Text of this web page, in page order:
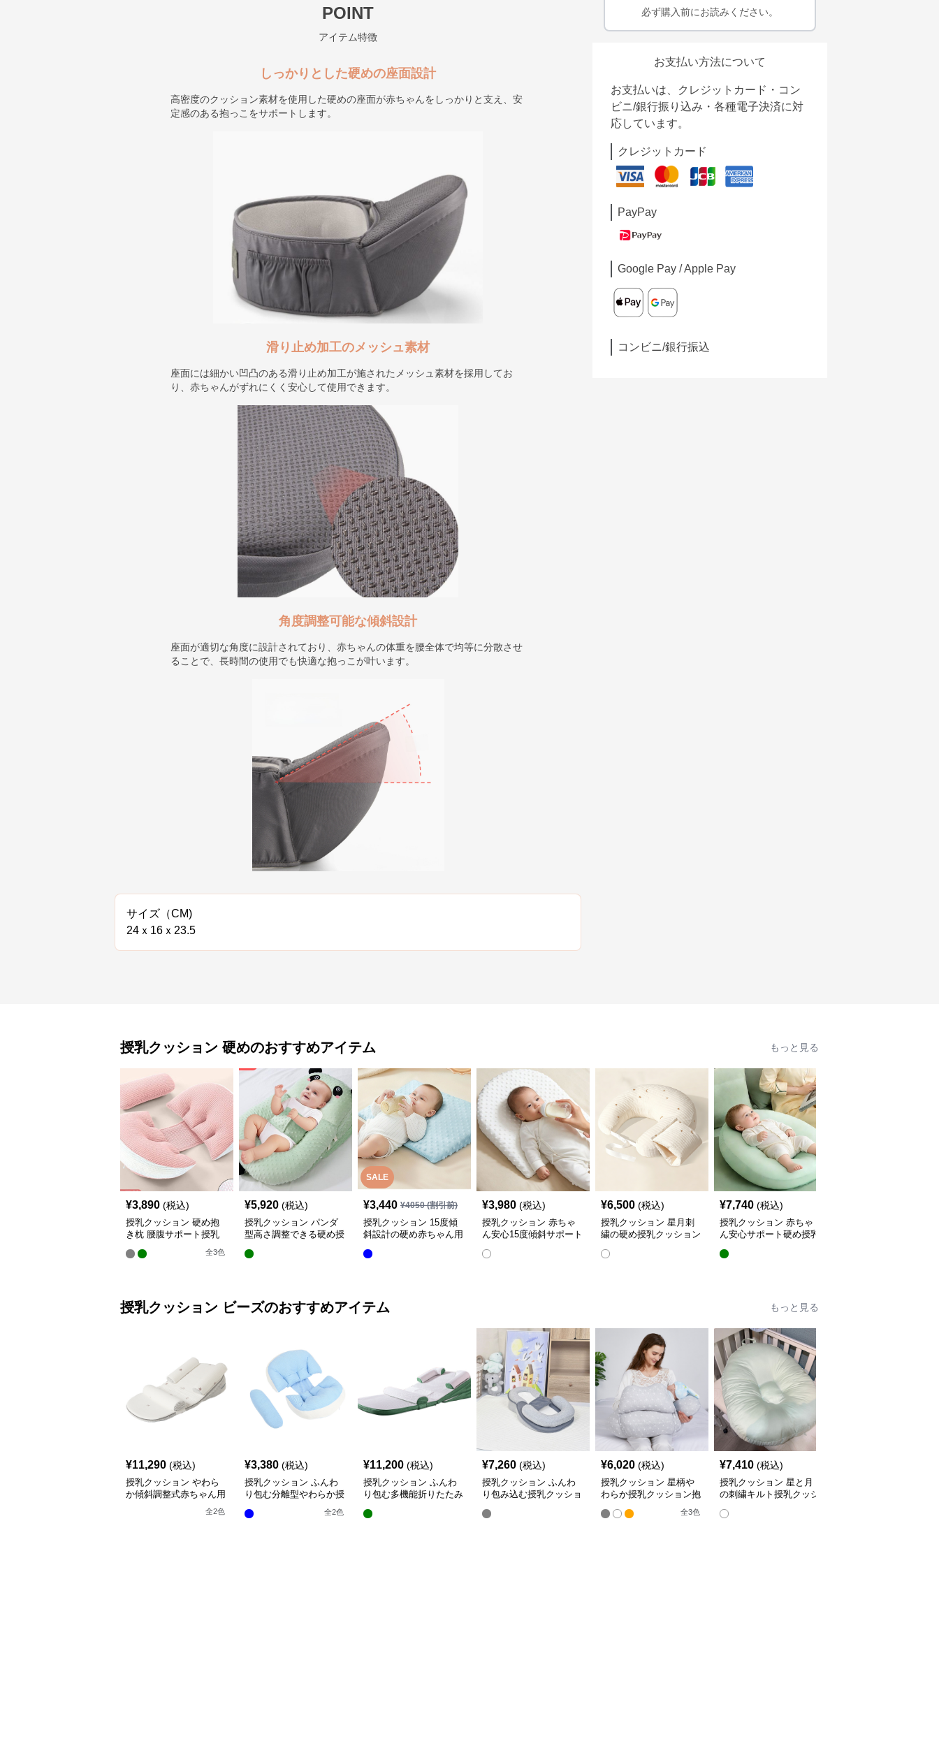
POINT
アイテム特徴
しっかりとした硬めの座面設計
高密度のクッション素材を使用した硬めの座面が赤ちゃんをしっかりと支え、安
定感のある抱っこをサポートします。
滑り止め加工のメッシュ素材
座面には細かい凹凸のある滑り止め加工が施されたメッシュ素材を採用してお
り、赤ちゃんがずれにくく安心して使用できます。
角度調整可能な傾斜設計
座面が適切な角度に設計されており、赤ちゃんの体重を腰全体で均等に分散させ
ることで、長時間の使用でも快適な抱っこが叶います。
サイズ（CM)
24ｘ16ｘ23.5
必ず購入前にお読みください。
お支払い方法について
お支払いは、クレジットカード・コン
ビニ/銀行振り込み・各種電子決済に対
応しています。
クレジットカード
PayPay
Google Pay / Apple Pay
コンビニ/銀行振込
授乳クッション 硬めのおすすめアイテム もっと見る
¥3,890 (税込)
授乳クッション 硬め抱
き枕 腰腹サポート授乳
全3色
¥5,920 (税込)
授乳クッション パンダ
型高さ調整できる硬め授
SALE
¥3,440 ¥4050(割引前)
授乳クッション 15度傾
斜設計の硬め赤ちゃん用
¥3,980 (税込)
授乳クッション 赤ちゃ
ん安心15度傾斜サポート
¥6,500 (税込)
授乳クッション 星月刺
繍の硬め授乳クッション
¥7,740 (税込)
授乳クッション 赤ちゃ
ん安心サポート硬め授乳
授乳クッション ビーズのおすすめアイテム もっと見る
¥11,290 (税込)
授乳クッション やわら
か傾斜調整式赤ちゃん用
全2色
¥3,380 (税込)
授乳クッション ふんわ
り包む分離型やわらか授
全2色
¥11,200 (税込)
授乳クッション ふんわ
り包む多機能折りたたみ
¥7,260 (税込)
授乳クッション ふんわ
り包み込む授乳クッショ
¥6,020 (税込)
授乳クッション 星柄や
わらか授乳クッション抱
き枕兼用多機能タイプ
全3色
¥7,410 (税込)
授乳クッション 星と月
の刺繍キルト授乳クッシ